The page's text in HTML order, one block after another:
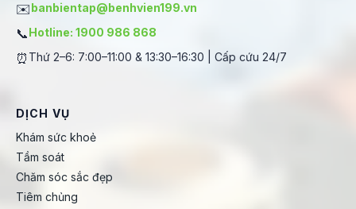
✉️banbientap@benhvien199.vn
📞Hotline: 1900 986 868
⏰ Thứ 2–6: 7:00–11:00 & 13:30–16:30 | Cấp cứu 24/7
DỊCH VỤ
Khám sức khoẻ
Tầm soát
Chăm sóc sắc đẹp
Tiêm chủng